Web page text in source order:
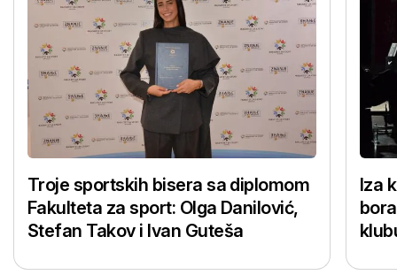
Troje sportskih bisera sa diplomom
Fakulteta za sport: Olga Danilović,
Stefan Takov i Ivan Guteša
Iza